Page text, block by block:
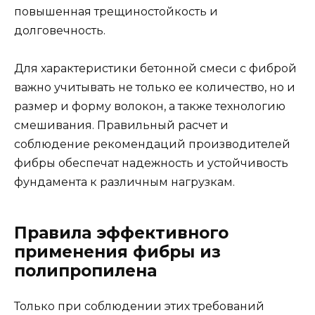
повышенная трещиностойкость и
долговечность.
Для характеристики бетонной смеси с фиброй
важно учитывать не только ее количество, но и
размер и форму волокон, а также технологию
смешивания. Правильный расчет и
соблюдение рекомендаций производителей
фибры обеспечат надежность и устойчивость
фундамента к различным нагрузкам.
Правила эффективного
применения фибры из
полипропилена
Только при соблюдении этих требований